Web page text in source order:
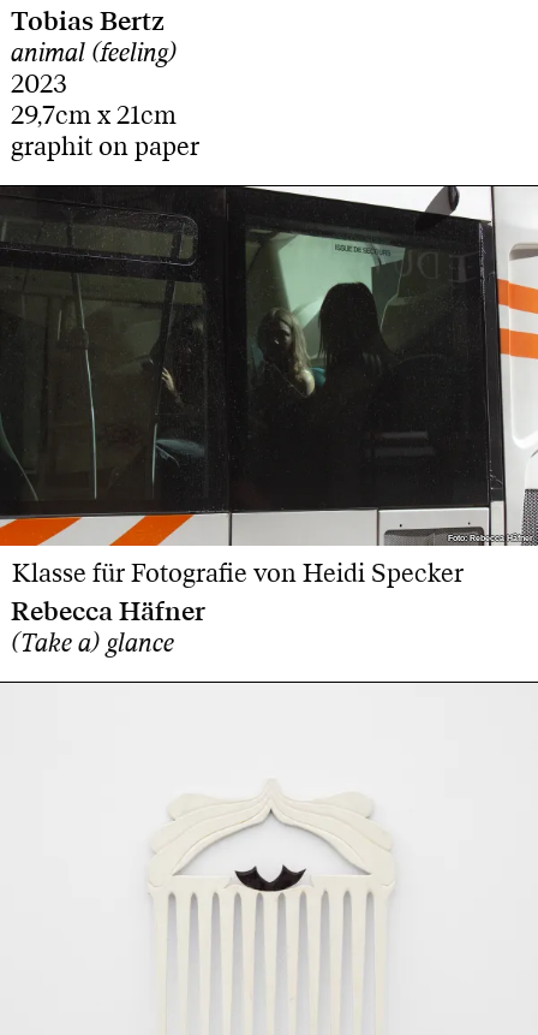
Tobias Bertz
animal (feeling)
2023
29,7cm x 21cm
graphit on paper
Foto: Rebecca Häfner
Foto: Rebecca Häfner
Klasse für Fotografie von Heidi Specker
Rebecca Häfner
(Take a) glance